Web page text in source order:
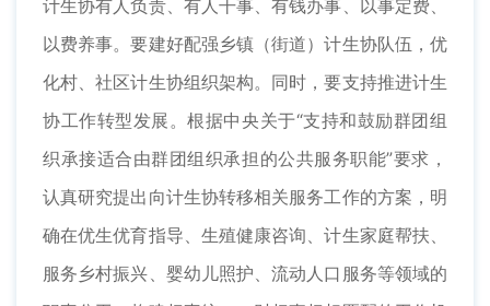
计生协有人负责、有人干事、有钱办事、以事定费、
以费养事。要建好配强乡镇（街道）计生协队伍，优
化村、社区计生协组织架构。同时，要支持推进计生
协工作转型发展。根据中央关于“支持和鼓励群团组
织承接适合由群团组织承担的公共服务职能”要求，
认真研究提出向计生协转移相关服务工作的方案，明
确在优生优育指导、生殖健康咨询、计生家庭帮扶、
服务乡村振兴、婴幼儿照护、流动人口服务等领域的